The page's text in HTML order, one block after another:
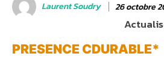
Laurent Soudry 26 octobre
PRESENCE CDURABLE*